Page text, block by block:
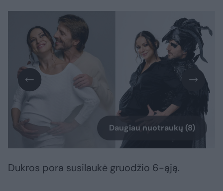
Daugiau nuotraukų (8)
Dukros pora susilaukė gruodžio 6-ąją.